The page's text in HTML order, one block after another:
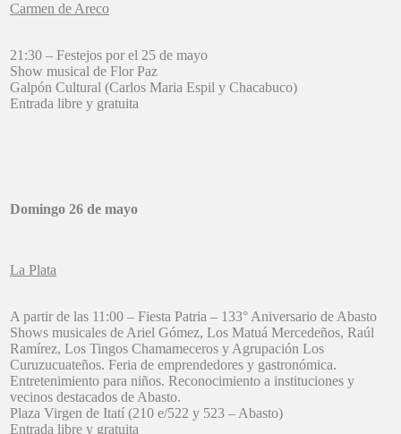
Carmen de Areco
21:30 – Festejos por el 25 de mayo
Show musical de Flor Paz
Galpón Cultural (Carlos Maria Espil y Chacabuco)
Entrada libre y gratuita
Domingo 26 de mayo
La Plata
A partir de las 11:00 – Fiesta Patria – 133° Aniversario de Abasto
Shows musicales de Ariel Gómez, Los Matuá Mercedeños, Raúl
Ramírez, Los Tingos Chamameceros y Agrupación Los
Curuzucuateños. Feria de emprendedores y gastronómica.
Entretenimiento para niños. Reconocimiento a instituciones y
vecinos destacados de Abasto.
Plaza Virgen de Itatí (210 e/522 y 523 – Abasto)
Entrada libre y gratuita